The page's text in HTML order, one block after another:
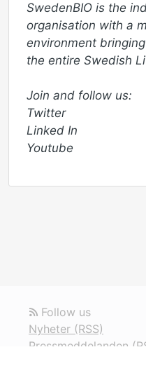
SwedenBIO is the
organisation with a
environment
the entire Swedish
Join and follow us:
Twitter
Linked In
Youtube
Follow us
Nyheter (RSS)
Pressmeddelanden